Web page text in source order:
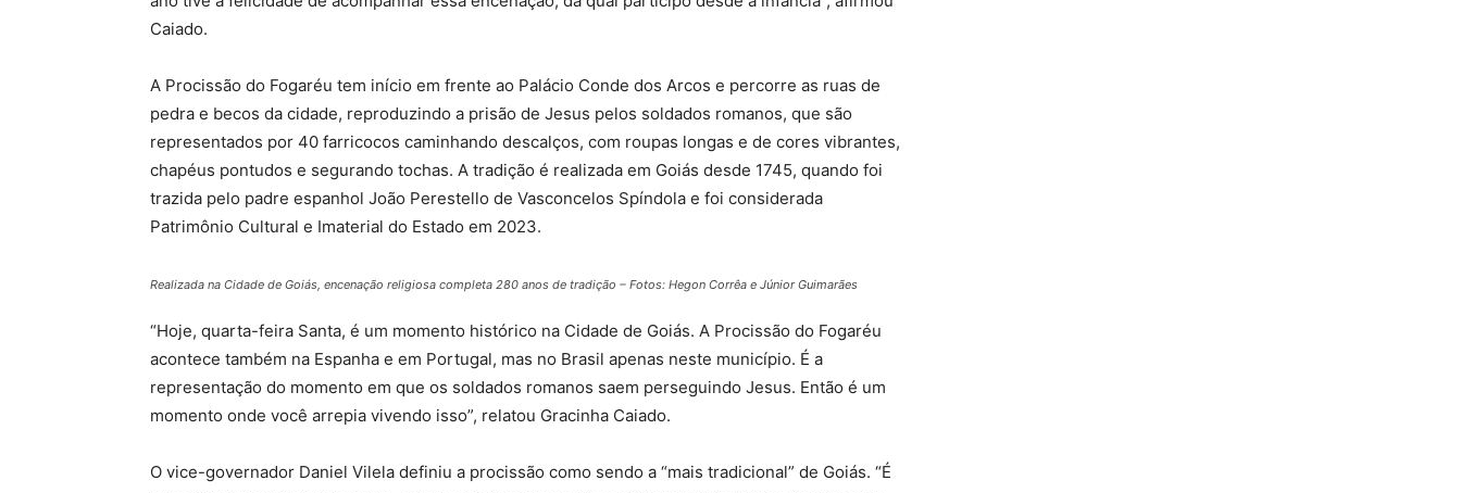
Caiado.
A Procissão do Fogaréu tem início em frente ao Palácio Conde dos Arcos e percorre as ruas de
pedra e becos da cidade, reproduzindo a prisão de Jesus pelos soldados romanos, que são
representados por 40 farricocos caminhando descalços, com roupas longas e de cores vibrantes,
chapéus pontudos e segurando tochas. A tradição é realizada em Goiás desde 1745, quando foi
trazida pelo padre espanhol João Perestello de Vasconcelos Spíndola e foi considerada
Patrimônio Cultural e Imaterial do Estado em 2023.
Realizada na Cidade de Goiás, encenação religiosa completa 280 anos de tradição – Fotos: Hegon Corrêa e Júnior Guimarães
“Hoje, quarta-feira Santa, é um momento histórico na Cidade de Goiás. A Procissão do Fogaréu
acontece também na Espanha e em Portugal, mas no Brasil apenas neste município. É a
representação do momento em que os soldados romanos saem perseguindo Jesus. Então é um
momento onde você arrepia vivendo isso”, relatou Gracinha Caiado.
O vice-governador Daniel Vilela definiu a procissão como sendo a “mais tradicional” de Goiás. “É